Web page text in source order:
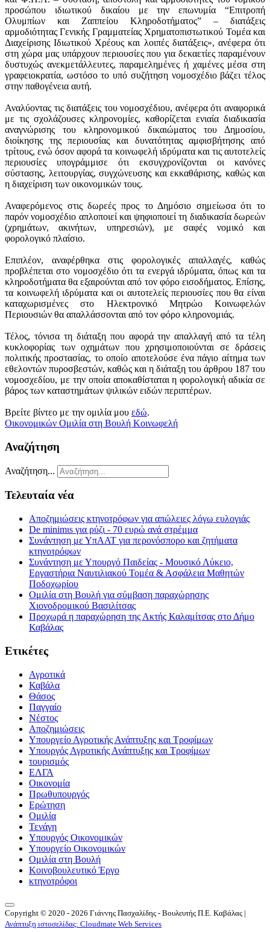
προσώπου ιδιωτικού δικαίου με την επωνυμία “Επιτροπή
Ολυμπίων και Ζαππείου Κληροδοτήματος” – διατάξεις
αρμοδιότητας Γενικής Γραμματείας Χρηματοπιστωτικού Τομέα και
Διαχείρισης Ιδιωτικού Χρέους και λοιπές διατάξεις», ανέφερα ότι
στη χώρα μας υπάρχουν περιουσίες που για δεκαετίες παραμένουν
δυστυχώς ανεκμετάλλευτες, παραμελημένες ή χαμένες μέσα στη
γραφειοκρατία, ωστόσο το υπό συζήτηση νομοσχέδιο βάζει τέλος
στην παθογένεια αυτή.
Αναλύοντας τις διατάξεις του νομοσχέδιου, ανέφερα ότι αναφορικά
με τις σχολάζουσες κληρονομίες, καθορίζεται ενιαία διαδικασία
αναγνώρισης του κληρονομικού δικαιώματος του Δημοσίου,
διοίκησης της περιουσίας και δυνατότητας αμφισβήτησης από
τρίτους, ενώ όσον αφορά τα κοινωφελή ιδρύματα και τις αυτοτελείς
περιουσίες υπογράμμισε ότι εκσυγχρονίζονται οι κανόνες
σύστασης, λειτουργίας, συγχώνευσης και εκκαθάρισης, καθώς και
η διαχείριση των οικονομικών τους.
Αναφερόμενος στις δωρεές προς το Δημόσιο σημείωσα ότι το
παρόν νομοσχέδιο απλοποιεί και ψηφιοποιεί τη διαδικασία δωρεών
(χρημάτων, ακινήτων, υπηρεσιών), με σαφές νομικό και
φορολογικό πλαίσιο.
Επιπλέον, αναφέρθηκα στις φορολογικές απαλλαγές, καθώς
προβλέπεται στο νομοσχέδιο ότι τα ενεργά ιδρύματα, όπως και τα
κληροδοτήματα θα εξαιρούνται από τον φόρο εισοδήματος. Επίσης,
τα κοινωφελή ιδρύματα και οι αυτοτελείς περιουσίες που θα είναι
καταχωρισμένες στο Ηλεκτρονικό Μητρώο Κοινωφελών
Περιουσιών θα απαλλάσσονται από τον φόρο κληρονομιάς.
Τέλος, τόνισα τη διάταξη που αφορά την απαλλαγή από τα τέλη
κυκλοφορίας των οχημάτων που χρησιμοποιούνται σε δράσεις
πολιτικής προστασίας, το οποίο αποτελούσε ένα πάγιο αίτημα των
εθελοντών πυροσβεστών, καθώς και η διάταξη του άρθρου 187 του
νομοσχεδίου, με την οποία αποκαθίσταται η φορολογική αδικία σε
βάρος των καταστημάτων ψιλικών ειδών περιπτέρων.
Βρείτε βίντεο με την ομιλία μου εδώ.
Οικονομικών Ομιλία στη Βουλή Κοινωφελή
Αναζήτηση
Αναζήτηση...
Τελευταία νέα
Αποζημιώσεις κτηνοτρόφων για απώλειες λόγω ευλογιάς
De minimιs για ρύζι - 70 ευρώ ανά στρέμμα
Συνάντηση με ΥπΑΑΤ για περονόσπορο και ζητήματα
κτηνοτρόφων
Συνάντηση με Υπουργό Παιδείας - Μουσικό Λύκειο,
Εργαστήρια Ναυτιλιακού Τομέα & Ασφάλεια Μαθητών
Ποδοχωρίου
Ομιλία στη Βουλή για σύμβαση παραχώρησης
Χιονοδρομικού Βασιλίτσας
Προχωρά η παραχώρηση της Ακτής Καλαμίτσας στο Δήμο
Καβάλας
Ετικέτες
Αγροτικά
Καβάλα
Θάσος
Παγγαίο
Νέστος
Αποζημιώσεις
Υπουργείο Αγροτικής Ανάπτυξης και Τροφίμων
Υπουργός Αγροτικής Ανάπτυξης και Τροφίμων
τουρισμός
ΕΛΓΑ
Οικονομία
Πρωθυπουργός
Ερώτηση
Ομιλία
Τενάγη
Υπουργός Οικονομικών
Υπουργείο Οικονομικών
Ομιλία στη Βουλή
Κοινοβουλευτικό Έργο
κτηνοτρόφοι
Copyright © 2020 - 2026 Γιάννης Πασχαλίδης - Βουλευτής Π.Ε. Καβάλας |
Ανάπτυξη ιστοσελίδας: Cloudmate Web Services